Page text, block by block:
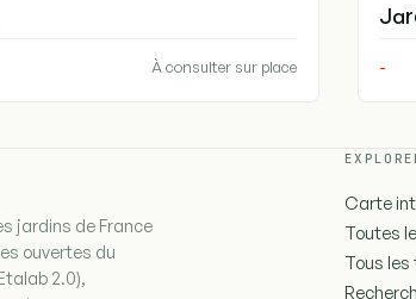
À consulter sur place -
jardins de France
ouvertes du
2.0),
Carte
Toutes
Tous les